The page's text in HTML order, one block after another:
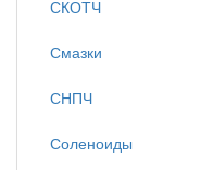
СКОТЧ
Смазки
СНПЧ
Соленоиды